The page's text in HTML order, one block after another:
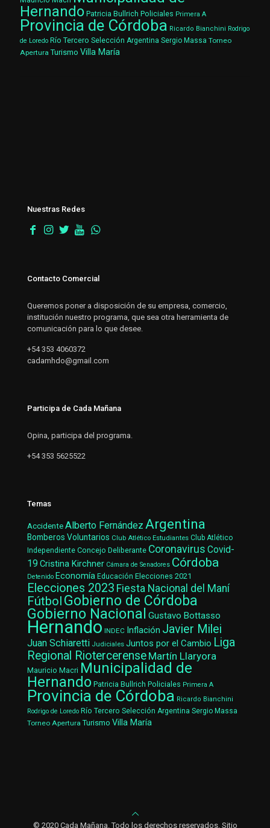
Hernando Patricia Bullrich Policiales Primera A
Provincia de Córdoba Ricardo Bianchini Rodrigo
de Loredo Río Tercero Selección Argentina Sergio Massa Torneo
Apertura Turismo Villa María
Nuestras Redes
Contacto Comercial
Queremos poner a disposición de su empresa, comercio,
institución nuestro programa, que sea otra herramienta de
comunicación para lo que desee.
+54 353 4060372
cadamhdo@gmail.com
Participa de Cada Mañana
Opina, participa del programa.
+54 353 5625522
Temas
AccidenteAlberto Fernández Argentina
Bomberos Voluntarios Club Atlético Estudiantes Club Atlético
Independiente Concejo Deliberante Coronavirus Covid-
19 Cristina Kirchner Cámara de Senadores Córdoba
Detenido Economía Educación Elecciones 2021
Elecciones 2023 Fiesta Nacional del Maní
Fútbol Gobierno de Córdoba
Gobierno Nacional Gustavo Bottasso
Hernando INDEC Inflación Javier Milei
Juan Schiaretti Judiciales Juntos por el Cambio Liga
Regional Riotercerense Martín Llaryora
Mauricio Macri Municipalidad de
Hernando Patricia Bullrich Policiales Primera A
Provincia de Córdoba Ricardo Bianchini
Rodrigo de Loredo Río Tercero Selección Argentina Sergio Massa
Torneo Apertura Turismo Villa María
© 2020 Cada Mañana. Todo los derechos reservados. Sitio